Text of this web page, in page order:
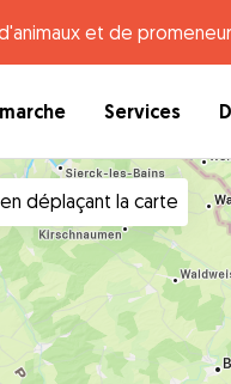
et de
Services
déplaçant la carte